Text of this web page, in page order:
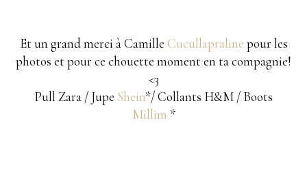
Et un grand merci à Camille Cucullapraline pour les
photos et pour ce chouette moment en ta compagnie!
<3
Pull Zara / Jupe Shein*/ Collants H&M / Boots
Millim *